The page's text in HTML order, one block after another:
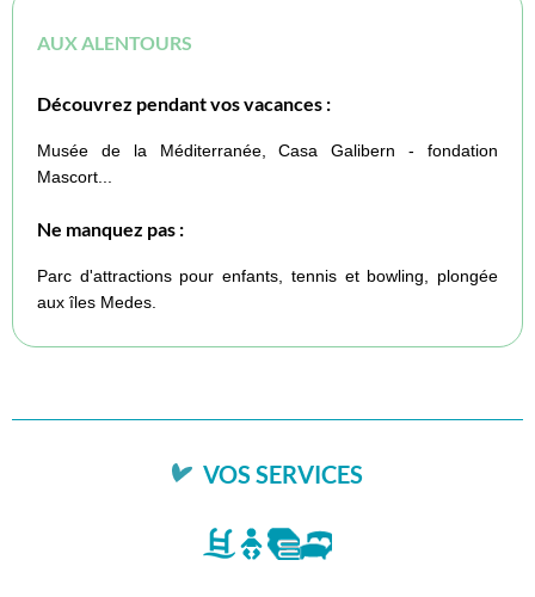
AUX ALENTOURS
Découvrez pendant vos vacances :
Musée de la Méditerranée, Casa Galibern - fondation
Mascort...
Ne manquez pas :
Parc d'attractions pour enfants, tennis et bowling, plongée
aux îles Medes.
VOS SERVICES